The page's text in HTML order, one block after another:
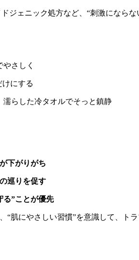
ジェニック処方など、“刺激にならな
さしく
けにする
らした冷タオルでそっと鎮静
下がりがち
巡りを促す
る”ことが優先
“肌にやさしい習慣”を意識して、ト